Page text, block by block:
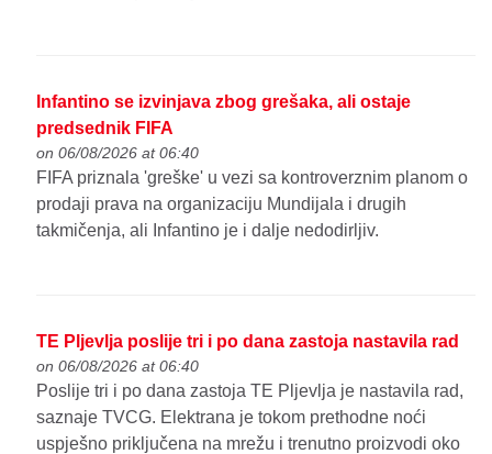
Infantino se izvinjava zbog grešaka, ali ostaje
predsednik FIFA
on 06/08/2026 at 06:40
FIFA priznala 'greške' u vezi sa kontroverznim planom o
prodaji prava na organizaciju Mundijala i drugih
takmičenja, ali Infantino je i dalje nedodirljiv.
TE Pljevlja poslije tri i po dana zastoja nastavila rad
on 06/08/2026 at 06:40
Poslije tri i po dana zastoja TE Pljevlja je nastavila rad,
saznaje TVCG. Elektrana je tokom prethodne noći
uspješno priključena na mrežu i trenutno proizvodi oko